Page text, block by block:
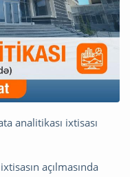
analitikası ixtisası
açılmasında